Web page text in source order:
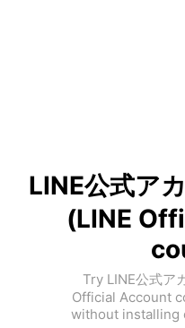
LINE公式ア
(LINE
Try LINE公式ア
Official Account
without installing